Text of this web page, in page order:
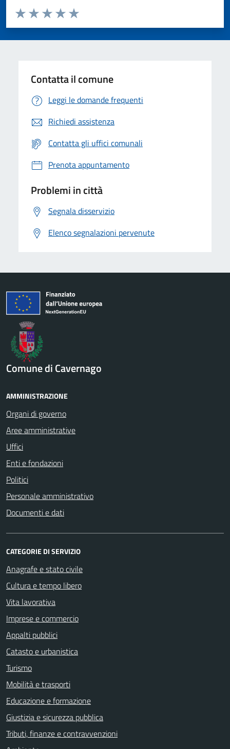
Valuta da 1 a 5 stelle la pagina
Valuta 5 stelle su 5
Valuta 4 stelle su 5
Valuta 3 stelle su 5
Valuta 2 stelle su 5
Valuta 1 stelle su 5
Contatta il comune
Leggi le domande frequenti
Richiedi assistenza
Contatta gli uffici comunali
Prenota appuntamento
Problemi in città
Segnala disservizio
Elenco segnalazioni pervenute
Comune di Cavernago
AMMINISTRAZIONE
Organi di governo
Aree amministrative
Uffici
Enti e fondazioni
Politici
Personale amministrativo
Documenti e dati
CATEGORIE DI SERVIZIO
Anagrafe e stato civile
Cultura e tempo libero
Vita lavorativa
Imprese e commercio
Appalti pubblici
Catasto e urbanistica
Turismo
Mobilità e trasporti
Educazione e formazione
Giustizia e sicurezza pubblica
Tributi, finanze e contravvenzioni